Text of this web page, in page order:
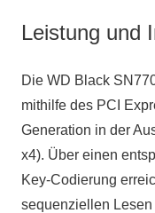
Leistung und
Die WD Black
mithilfe des PCI
Generation in der
x4). Über einen
Key-Codierung
sequenziellen